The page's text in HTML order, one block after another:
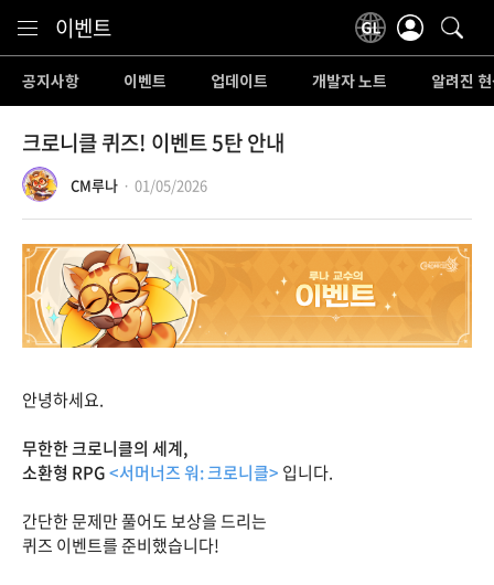
이벤트
공지사항 이벤트 업데이트 개발자 노트 알려진
크로니클 퀴즈! 이벤트 5탄 안내
CM루나 01/05/2026
안녕하세요.
무한한 크로니클의 세계,
소환형 RPG<서머너즈 워: 크로니클> 입니다.
간단한 문제만 풀어도 보상을 드리는
퀴즈 이벤트를 준비했습니다!